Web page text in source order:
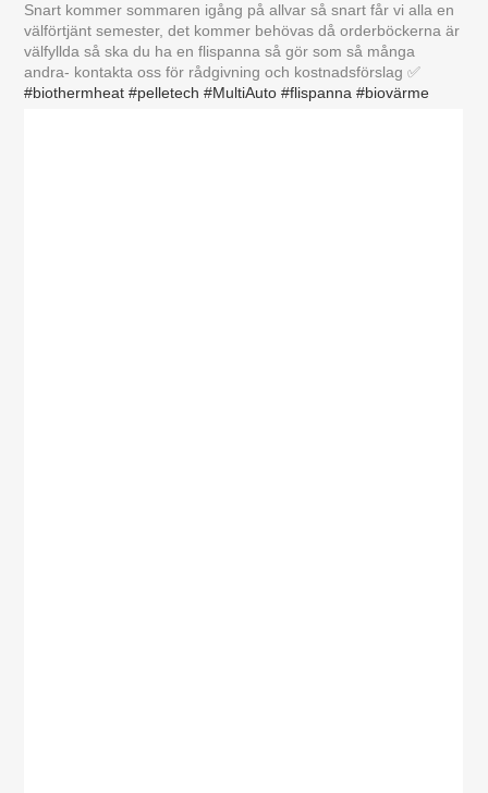
Snart kommer sommaren igång på allvar så snart får vi alla en
välförtjänt semester, det kommer behövas då orderböckerna är
välfyllda så ska du ha en flispanna så gör som så många
andra- kontakta oss för rådgivning och kostnadsförslag ✅
#biothermheat #pelletech #MultiAuto #flispanna #biovärme